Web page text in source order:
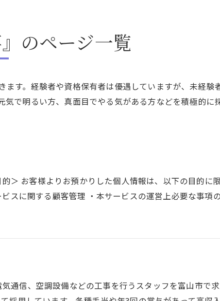
のページ一覧
す。経験者や資格保有者は優遇していますが、未経験
で明るい方、真面目でやる気がある方などを積極的に
＞ お客様よりお預かりした個人情報は、以下の目的に
スに関する顧客管理 ・本サービスの運営上必要な事項
気通信、空調設備などの工事を行うスタッフを富山市で